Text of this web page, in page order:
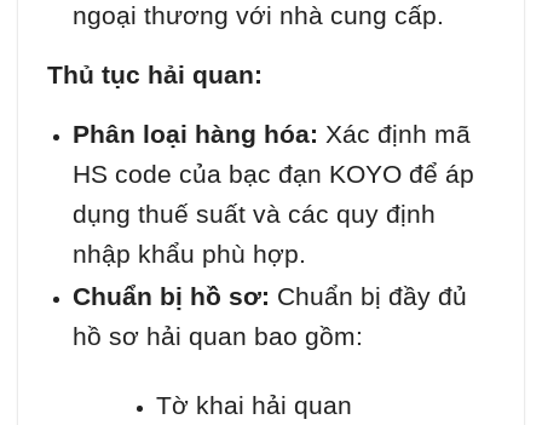
ngoại thương với nhà cung cấp.
Thủ tục hải quan:
Phân loại hàng hóa: Xác định mã
HS code của bạc đạn KOYO để áp
dụng thuế suất và các quy định
nhập khẩu phù hợp.
Chuẩn bị hồ sơ: Chuẩn bị đầy đủ
hồ sơ hải quan bao gồm:
Tờ khai hải quan